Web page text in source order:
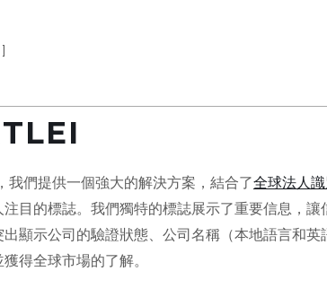
]
我們提供一個強大的解決方案，結合了全球法人
注目的標誌。我們獨特的標誌展示了重要信息，
出顯示公司的驗證狀態、公司名稱（本地語言和
得全球市場的了解。